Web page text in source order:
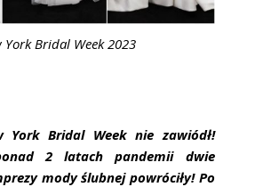
York Bridal Week 2023
York Bridal Week nie zawiódł!
2 latach pandemii dwie
mody ślubnej powróciły! Po